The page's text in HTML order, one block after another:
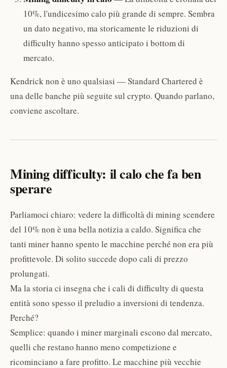
10%, l'undicesimo calo più grande di sempre. Sembra
un dato negativo, ma storicamente le riduzioni di
difficulty hanno spesso anticipato i bottom di
mercato.
Kendrick non è uno qualsiasi — Standard Chartered è
una delle banche più seguite sul crypto. Quando parlano,
conviene ascoltare.
Mining difficulty: il calo che fa ben
sperare
Parliamoci chiaro: vedere la difficoltà di mining scendere
del 10% non è una bella notizia a caldo. Significa che
tanti miner hanno spento le macchine perché non era più
profittevole. Di solito succede dopo cali di prezzo
prolungati.
Ma la storia ci insegna che i cali di difficulty di questa
entità sono spesso il preludio a inversioni di tendenza.
Perché?
Semplice: quando i miner marginali escono dal mercato,
quelli che restano hanno meno competizione e
ricominciano a fare profitto. Le macchine più vecchie